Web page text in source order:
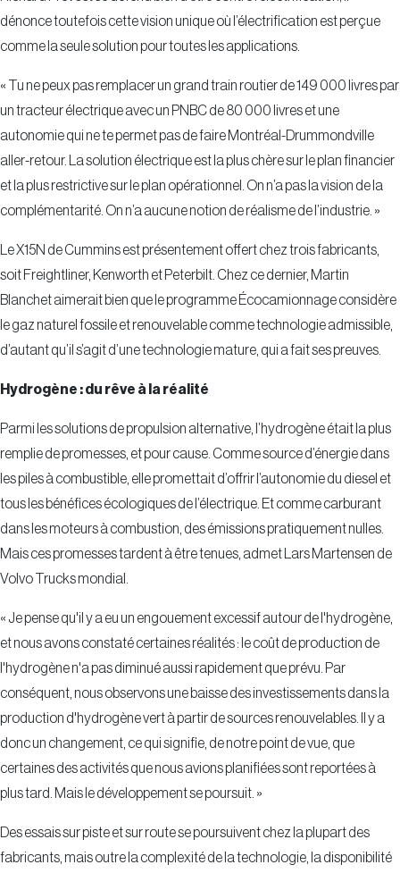
dénonce toutefois cette vision unique où l’électrification est perçue
comme la seule solution pour toutes les applications.
« Tu ne peux pas remplacer un grand train routier de 149 000 livres par
un tracteur électrique avec un PNBC de 80 000 livres et une
autonomie qui ne te permet pas de faire Montréal-Drummondville
aller-retour. La solution électrique est la plus chère sur le plan financier
et la plus restrictive sur le plan opérationnel. On n’a pas la vision de la
complémentarité. On n’a aucune notion de réalisme de l’industrie. »
Le X15N de Cummins est présentement offert chez trois fabricants,
soit Freightliner, Kenworth et Peterbilt. Chez ce dernier, Martin
Blanchet aimerait bien que le programme Écocamionnage considère
le gaz naturel fossile et renouvelable comme technologie admissible,
d’autant qu’il s’agit d’une technologie mature, qui a fait ses preuves.
Hydrogène : du rêve à la réalité
Parmi les solutions de propulsion alternative, l’hydrogène était la plus
remplie de promesses, et pour cause. Comme source d’énergie dans
les piles à combustible, elle promettait d’offrir l’autonomie du diesel et
tous les bénéfices écologiques de l’électrique. Et comme carburant
dans les moteurs à combustion, des émissions pratiquement nulles.
Mais ces promesses tardent à être tenues, admet Lars Martensen de
Volvo Trucks mondial.
« Je pense qu'il y a eu un engouement excessif autour de l'hydrogène,
et nous avons constaté certaines réalités : le coût de production de
l'hydrogène n'a pas diminué aussi rapidement que prévu. Par
conséquent, nous observons une baisse des investissements dans la
production d'hydrogène vert à partir de sources renouvelables. Il y a
donc un changement, ce qui signifie, de notre point de vue, que
certaines des activités que nous avions planifiées sont reportées à
plus tard. Mais le développement se poursuit. »
Des essais sur piste et sur route se poursuivent chez la plupart des
fabricants, mais outre la complexité de la technologie, la disponibilité